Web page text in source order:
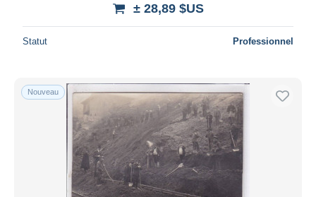
± 28,89 $US
Statut Professionnel
Nouveau